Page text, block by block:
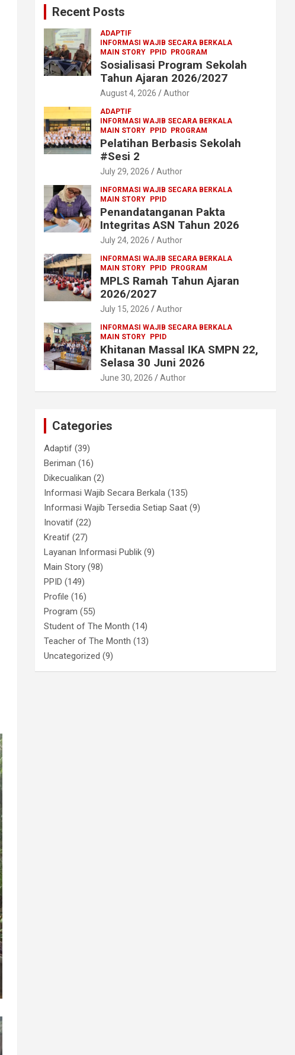
Recent Posts
ADAPTIF
INFORMASI WAJIB SECARA BERKALA
MAIN STORY
PPID PROGRAM
Sosialisasi Program Sekolah
Tahun Ajaran 2026/2027
August 4, 2026 Author
ADAPTIF
INFORMASI WAJIB SECARA BERKALA
MAIN STORY
PPID PROGRAM
Pelatihan Berbasis Sekolah
#Sesi 2
July 29, 2026 Author
INFORMASI WAJIB SECARA BERKALA
MAIN STORY
PPID
Penandatanganan Pakta
Integritas ASN Tahun 2026
July 24, 2026 Author
INFORMASI WAJIB SECARA BERKALA
MAIN STORY
PPID PROGRAM
MPLS Ramah Tahun Ajaran
2026/2027
July 15, 2026 Author
INFORMASI WAJIB SECARA BERKALA
MAIN STORY
PPID
Khitanan Massal IKA SMPN 22,
Selasa 30 Juni 2026
June 30, 2026 Author
Categories
Adaptif (39)
Beriman (16)
Dikecualikan (2)
Informasi Wajib Secara Berkala (135)
Informasi Wajib Tersedia Setiap Saat (9)
Inovatif (22)
Kreatif (27)
Layanan Informasi Publik (9)
Main Story (98)
PPID (149)
Profile (16)
Program (55)
Student of The Month (14)
Teacher of The Month (13)
Uncategorized (9)